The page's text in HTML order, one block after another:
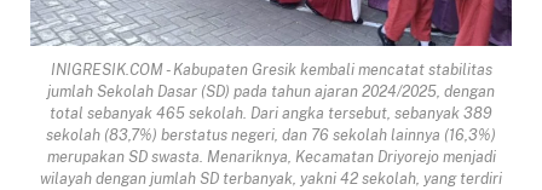
INIGRESIK.COM - Kabupaten Gresik kembali mencatat stabilitas
jumlah Sekolah Dasar (SD) pada tahun ajaran 2024/2025, dengan
total sebanyak 465 sekolah. Dari angka tersebut, sebanyak 389
sekolah (83,7%) berstatus negeri, dan 76 sekolah lainnya (16,3%)
merupakan SD swasta. Menariknya, Kecamatan Driyorejo menjadi
wilayah dengan jumlah SD terbanyak, yakni 42 sekolah, yang terdiri